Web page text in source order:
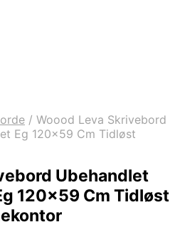
/ Woood Leva Skrivebord
Eg 120×59 Cm Tidløst
Ubehandlet
120×59 Cm Tidløst